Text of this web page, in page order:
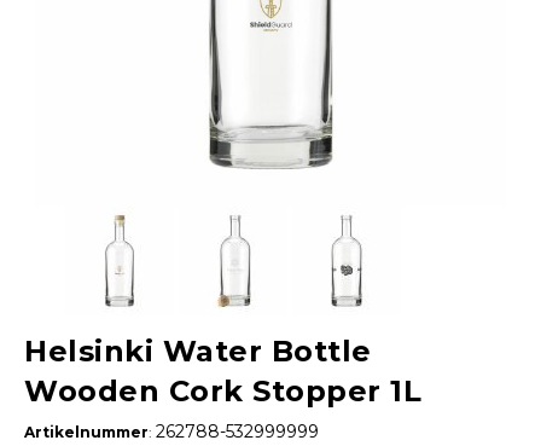
Helsinki Water Bottle
Wooden Cork Stopper 1L
Artikelnummer:262788-532999999